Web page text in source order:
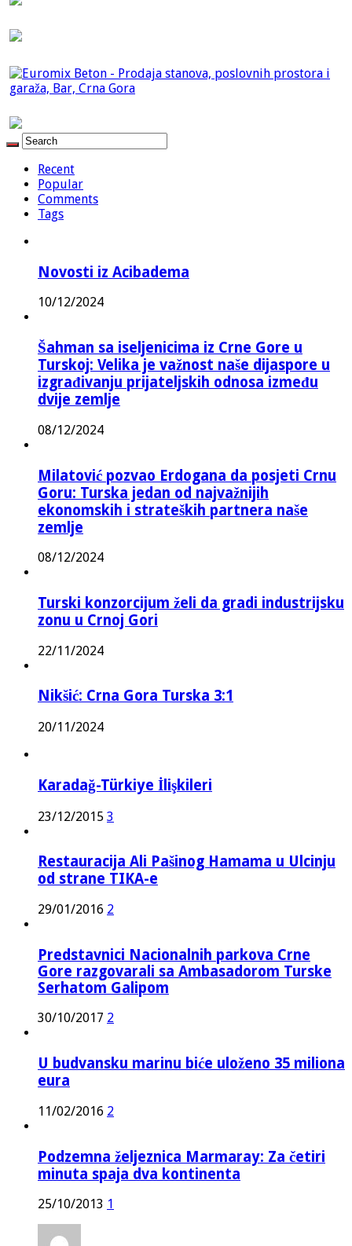
Recent
Popular
Comments
Tags
Novosti iz Acibadema
10/12/2024
Šahman sa iseljenicima iz Crne Gore u
Turskoj: Velika je važnost naše dijaspore u
izgrađivanju prijateljskih odnosa između
dvije zemlje
08/12/2024
Milatović pozvao Erdogana da posjeti Crnu
Goru: Turska jedan od najvažnijih
ekonomskih i strateških partnera naše
zemlje
08/12/2024
Turski konzorcijum želi da gradi industrijsku
zonu u Crnoj Gori
22/11/2024
Nikšić: Crna Gora Turska 3:1
20/11/2024
Karadağ-Türkiye İlişkileri
23/12/2015 3
Restauracija Ali Pašinog Hamama u Ulcinju
od strane TIKA-e
29/01/2016 2
Predstavnici Nacionalnih parkova Crne
Gore razgovarali sa Ambasadorom Turske
Serhatom Galipom
30/10/2017 2
U budvansku marinu biće uloženo 35 miliona
eura
11/02/2016 2
Podzemna željeznica Marmaray: Za četiri
minuta spaja dva kontinenta
25/10/2013 1